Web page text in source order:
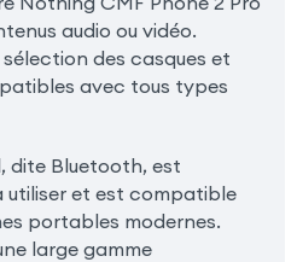
audio ou vidéo.
des casques et
avec tous types
dite Bluetooth, est
utiliser et est compatible
portables modernes.
large gamme